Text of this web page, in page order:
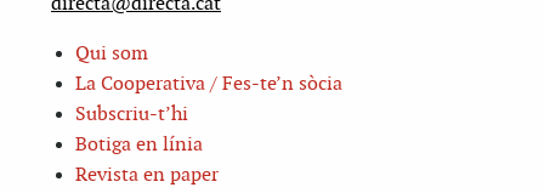
Qui som
La Cooperativa / Fes-te’n sòcia
Subscriu-t’hi
Botiga en línia
Revista en paper